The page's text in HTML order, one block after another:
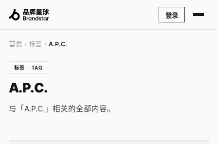
登录
首页 › 标签 › A.P.C.
标签 · TAG
A.P.C.
与「A.P.C.」相关的全部内容。